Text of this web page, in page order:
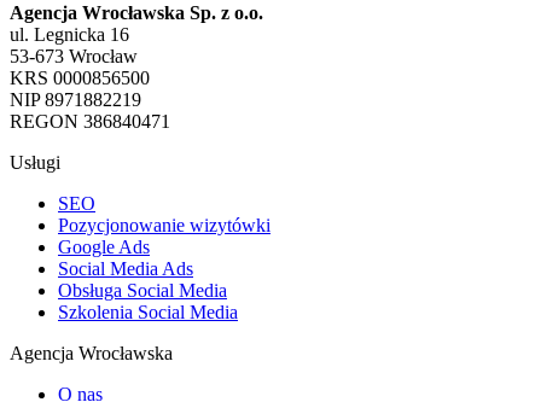
Agencja Wrocławska Sp. z o.o.
ul. Legnicka 16
53-673 Wrocław
KRS 0000856500
NIP 8971882219
REGON 386840471
Usługi
SEO
Pozycjonowanie wizytówki
Google Ads
Social Media Ads
Obsługa Social Media
Szkolenia Social Media
Agencja Wrocławska
O nas